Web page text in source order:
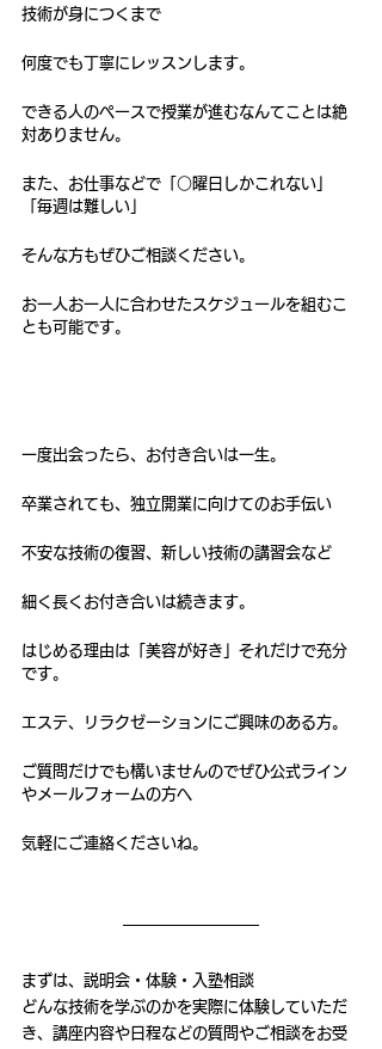
技術が身につくまで
何度でも丁寧にレッスンします。
できる人のペースで授業が進むなんてことは絶
対ありません。
また、お仕事などで「○曜日しかこれない」
「毎週は難しい」
そんな方もぜひご相談ください。
お一人お一人に合わせたスケジュールを組むこ
とも可能です。
一度出会ったら、お付き合いは一生。
卒業されても、独立開業に向けてのお手伝い
不安な技術の復習、新しい技術の講習会など
細く長くお付き合いは続きます。
はじめる理由は「美容が好き」それだけで充分
です。
エステ、リラクゼーションにご興味のある方。
ご質問だけでも構いませんのでぜひ公式ライン
やメールフォームの方へ
気軽にご連絡くださいね。
まずは、説明会・体験・入塾相談
どんな技術を学ぶのかを実際に体験していただ
き、講座内容や日程などの質問やご相談をお受